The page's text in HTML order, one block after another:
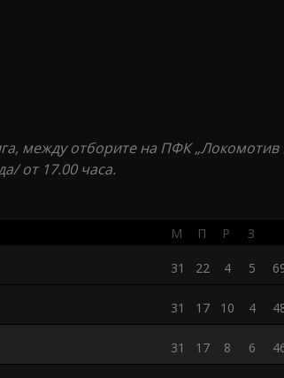
между отборите на ПФК „Локомотив
от 17.00 часа.
М П Р З
31 22 4 5
31 17 10 4
31 17 8 6